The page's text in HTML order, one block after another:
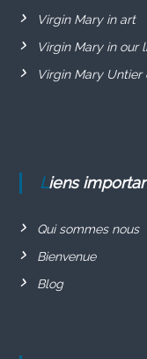
Virgin Mary in art
Virgin Mary in our
Virgin Mary Untier
Liens
Qui sommes nous
Bienvenue
Blog